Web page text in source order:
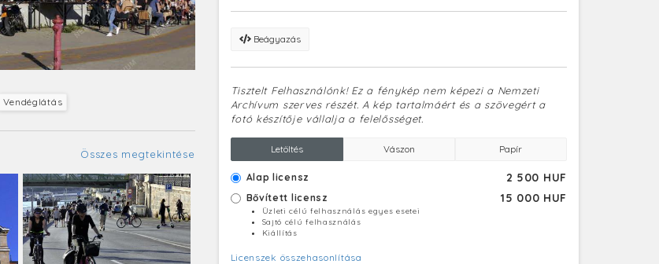
Vendéglátás
Összes megtekintése
Beágyazás
Tisztelt Felhasználónk! Ez a fénykép nem képezi a Nemzeti
Archívum szerves részét. A kép tartalmáért és a szövegért a
fotó készítője vállalja a felelősséget.
Letöltés Vászon Papír
Alap licensz 2 500 HUF
Bővített licensz 15 000 HUF
Üzleti célú felhasználás egyes esetei
Sajtó célú felhasználás
Kiállítás
Licenszek összehasonlítása